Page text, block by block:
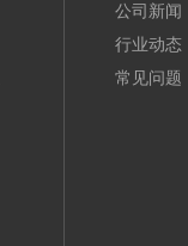
公司新闻
行业动态
常见问题